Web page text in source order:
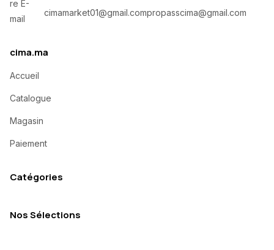
cimamarket01@gmail.compropasscima@gmail.com
cima.ma
Accueil
Catalogue
Magasin
Paiement
Catégories
Nos Sélections